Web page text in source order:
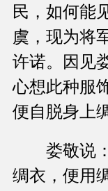
民，如何能
虞，现为将
许诺。因见
心想此种服
便自脱身上
娄敬说：
绸衣，便用